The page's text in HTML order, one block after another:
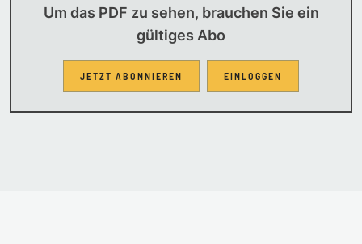
Um das PDF zu sehen, brauchen Sie ein
gültiges Abo
JETZT ABONNIEREN EINLOGGEN